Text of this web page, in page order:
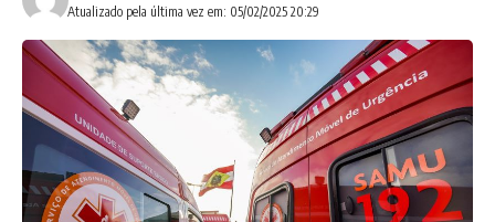
Atualizado pela última vez em: 05/02/2025 20:29